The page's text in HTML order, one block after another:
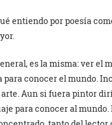
entiendo por poesía
es la misma: ver el
conocer el mundo.
Aun si fuera pintor
para conocer al